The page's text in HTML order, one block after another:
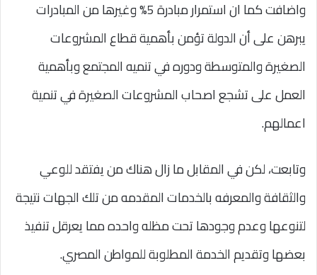
واضافت كما ان استمرار مبادرة 5% وغيرها من المبادرات
يبرهن على أن الدولة تؤمن بأهمية قطاع المشروعات
الصغيرة والمتوسطة ودوره في تنميه المجتمع وبأهمية
العمل على تشجع اصحاب المشروعات الصغيرة في تنمية
اعمالهم.
وتابعت، لكن في المقابل ما زال هناك من يفتقد للوعي
والثقافة والمعرفه بالخدمات المقدمه من تلك الجهات نتيجة
لتنوعها وعدم وجودها تحت مظله واحده مما يعرقل تنفيذ
بعضها وتقديم الخدمة المطلوبة للمواطن المصري.